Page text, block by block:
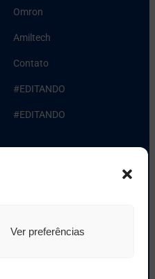
Ver preferências
Omron
Amiltech
Contato
#EDITANDO
#EDITANDO